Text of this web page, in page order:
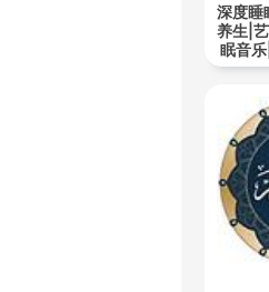
深度睡
养生|
眠音